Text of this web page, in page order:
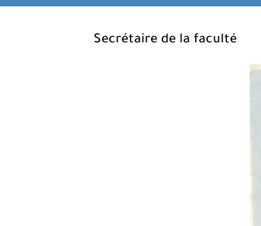
Secrétaire de la faculté